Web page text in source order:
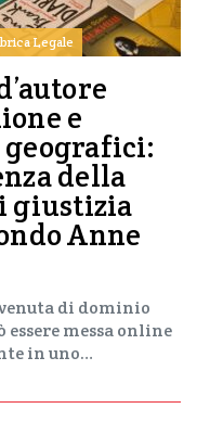
Legale
e
della
giustizia
Anne
di dominio
essere messa online
in uno…